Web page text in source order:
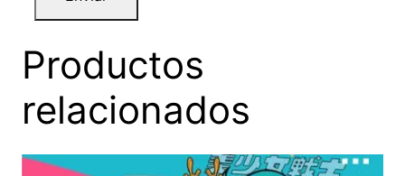
Productos
relacionados